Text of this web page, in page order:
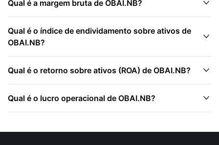
Qual é a margem bruta de OBAI.NB? 
Qual é o índice de endividamento sobre ativos de
OBAI.NB?

Qual é o retorno sobre ativos (ROA) de OBAI.NB? 
Qual é o lucro operacional de OBAI.NB? 